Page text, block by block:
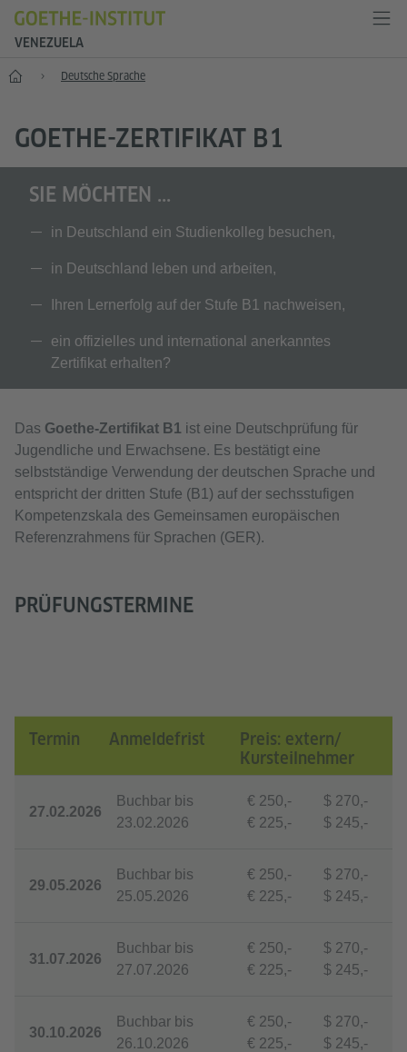
VENEZUELA
Start Deutsche Sprache
GOETHE-ZERTIFIKAT B1
SIE MÖCHTEN ...
in Deutschland ein Studienkolleg besuchen,
in Deutschland leben und arbeiten,
Ihren Lernerfolg auf der Stufe B1 nachweisen,
ein offizielles und international anerkanntes
Zertifikat erhalten?
Das Goethe-Zertifikat B1 ist eine Deutschprüfung für
Jugendliche und Erwachsene. Es bestätigt eine
selbstständige Verwendung der deutschen Sprache und
entspricht der dritten Stufe (B1) auf der sechsstufigen
Kompetenzskala des Gemeinsamen europäischen
Referenzrahmens für Sprachen (GER).
PRÜFUNGSTERMINE
Termin Anmeldefrist
Preis: extern/
Kursteilnehmer
27.02.2026
Buchbar bis
23.02.2026
€ 250,-
€ 225,-
$ 270,-
$ 245,-
29.05.2026
Buchbar bis
25.05.2026
€ 250,-
€ 225,-
$ 270,-
$ 245,-
31.07.2026
Buchbar bis
27.07.2026
€ 250,-
€ 225,-
$ 270,-
$ 245,-
30.10.2026
Buchbar bis
26.10.2026
€ 250,-
€ 225,-
$ 270,-
$ 245,-